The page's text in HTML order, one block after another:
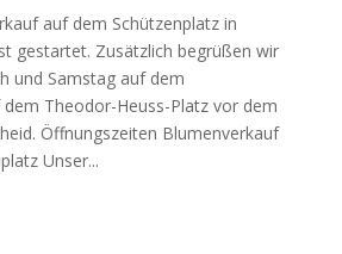
auf dem Schützenplatz in
gestartet. Zusätzlich begrüßen wir
und Samstag auf dem
Theodor-Heuss-Platz vor dem
Öffnungszeiten Blumenverkauf
Unser...